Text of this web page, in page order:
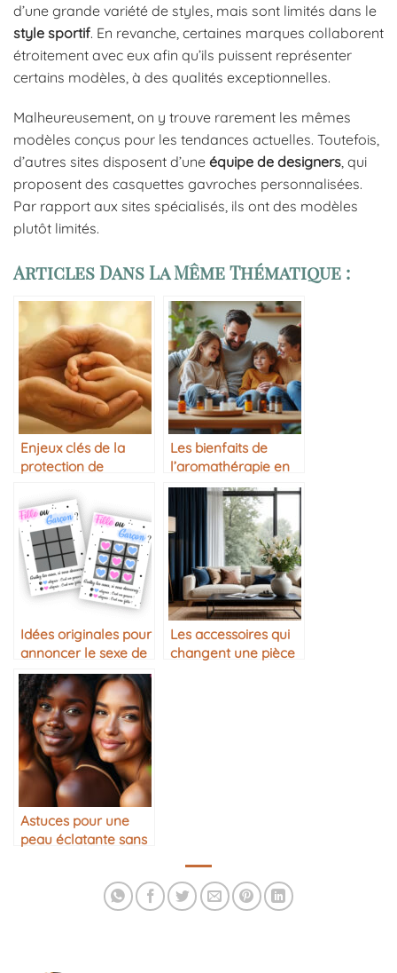
d’une grande variété de styles, mais sont limités dans le
style sportif. En revanche, certaines marques collaborent
étroitement avec eux afin qu’ils puissent représenter
certains modèles, à des qualités exceptionnelles.
Malheureusement, on y trouve rarement les mêmes
modèles conçus pour les tendances actuelles. Toutefois,
d’autres sites disposent d’une équipe de designers, qui
proposent des casquettes gavroches personnalisées.
Par rapport aux sites spécialisés, ils ont des modèles
plutôt limités.
Articles Dans La Même Thématique :
Enjeux clés de la
protection de
Les bienfaits de
l’aromathérapie en
famille
Idées originales pour
annoncer le sexe de
bébé : 10 révélations
tendres à partager
Les accessoires qui
changent une pièce
Astuces pour une
peau éclatante sans